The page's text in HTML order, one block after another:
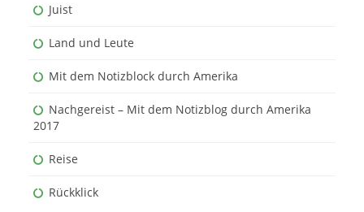
Juist
Land und Leute
Mit dem Notizblock durch Amerika
Nachgereist – Mit dem Notizblog durch Amerika
2017
Reise
Rückklick